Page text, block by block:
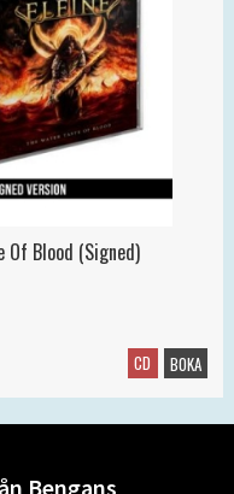
Of Blood (Signed)
CD BOKA
Bengans